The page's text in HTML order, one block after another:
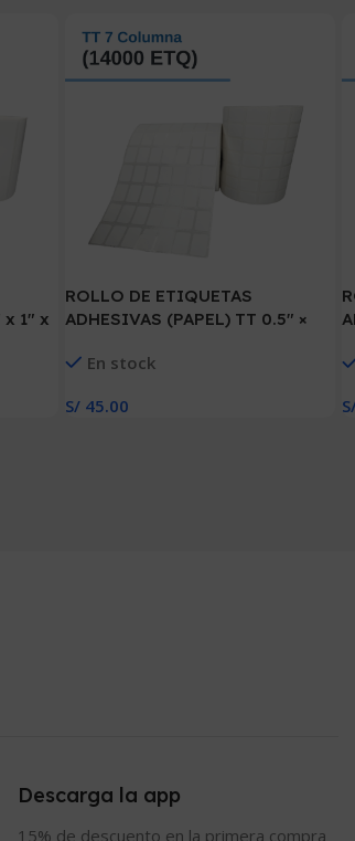
x 1″ x
ROLLO DE ETIQUETAS
ADHESIVAS (PAPEL) TT 0.5″ ×
TUCO 1″(13 MM X 19 MM)
En stock
S/ 45.00
Descarga la app
15% de descuento en la primera compra